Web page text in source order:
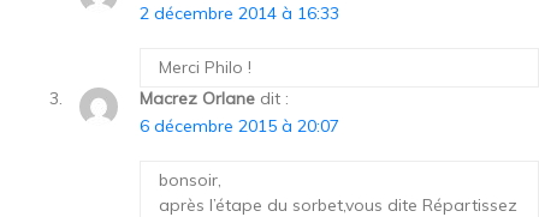
2 décembre 2014 à 16:33
Merci Philo !
Macrez Orlane dit :
6 décembre 2015 à 20:07
bonsoir,
après l’étape du sorbet,vous dite Répartissez